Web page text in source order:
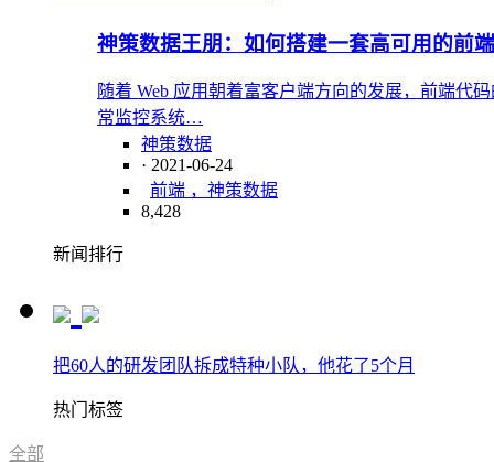
神策数据王朋：如何搭建一套高可用的前
随着 Web 应用朝着富客户端方向的发展，前端代
常监控系统…
神策数据
· 2021-06-24
前端 ，神策数据
8,428
新闻排行
把60人的研发团队拆成特种小队，他花了5个月
热门标签
全部